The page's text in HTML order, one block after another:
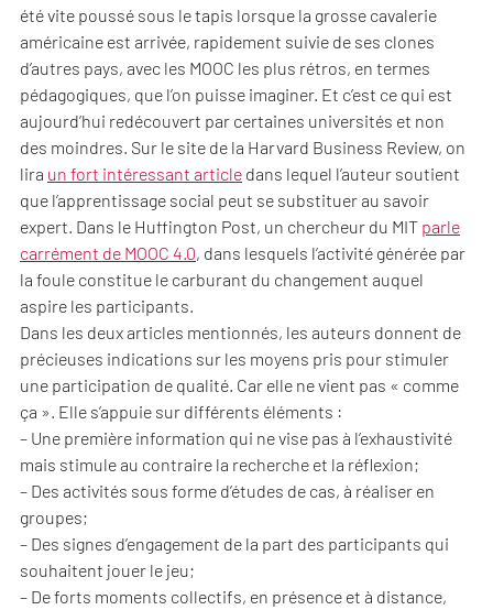
été vite poussé sous le tapis lorsque la grosse cavalerie
américaine est arrivée, rapidement suivie de ses clones
d’autres pays, avec les MOOC les plus rétros, en termes
pédagogiques, que l’on puisse imaginer. Et c’est ce qui est
aujourd’hui redécouvert par certaines universités et non
des moindres. Sur le site de la Harvard Business Review, on
lira un fort intéressant article dans lequel l’auteur soutient
que l’apprentissage social peut se substituer au savoir
expert. Dans le Huffington Post, un chercheur du MIT parle
carrément de MOOC 4.0, dans lesquels l’activité générée par
la foule constitue le carburant du changement auquel
aspire les participants.
Dans les deux articles mentionnés, les auteurs donnent de
précieuses indications sur les moyens pris pour stimuler
une participation de qualité. Car elle ne vient pas « comme
ça ». Elle s’appuie sur différents éléments :
– Une première information qui ne vise pas à l’exhaustivité
mais stimule au contraire la recherche et la réflexion;
– Des activités sous forme d’études de cas, à réaliser en
groupes;
– Des signes d’engagement de la part des participants qui
souhaitent jouer le jeu;
– De forts moments collectifs, en présence et à distance,